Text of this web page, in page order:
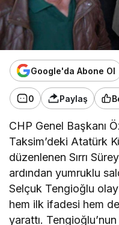
Google'da Abone Ol
0 Paylaş
CHP Genel Başkanı
Taksim’deki Atatürk
düzenlenen Sırrı
ardından yumruklu
Selçuk Tengioğlu olay
hem ilk ifadesi hem
yarattı.